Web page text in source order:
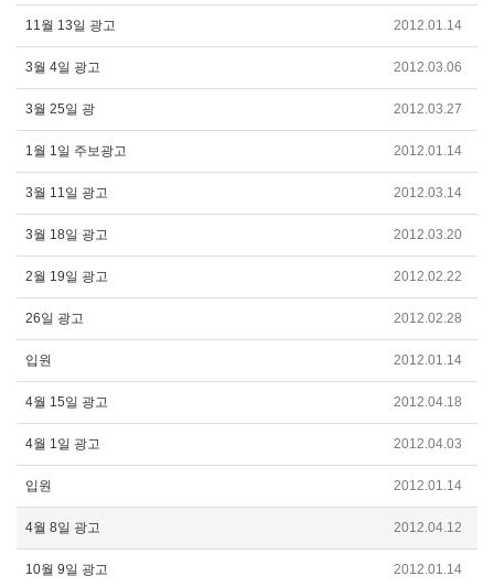
11월 13일 광고 2012.01.14
3월 4일 광고 2012.03.06
3월 25일 광 2012.03.27
1월 1일 주보광고 2012.01.14
3월 11일 광고 2012.03.14
3월 18일 광고 2012.03.20
2월 19일 광고 2012.02.22
26일 광고 2012.02.28
입원 2012.01.14
4월 15일 광고 2012.04.18
4월 1일 광고 2012.04.03
입원 2012.01.14
4월 8일 광고 2012.04.12
10월 9일 광고 2012.01.14